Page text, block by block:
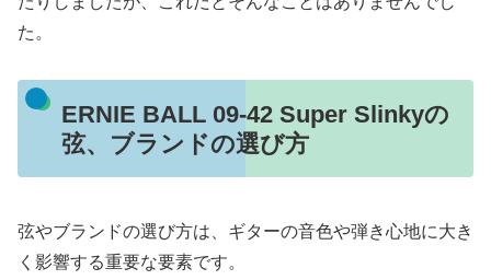
た。
ERNIE BALL 09-42 Super Slinkyの
弦、ブランドの選び方
弦やブランドの選び方は、ギターの音色や弾き心地に大き
く影響する重要な要素です。